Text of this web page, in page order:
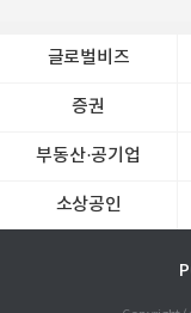
글로벌비즈
증권
부동산·공기업
소상공인